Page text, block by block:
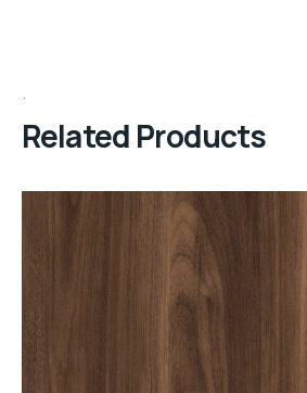
Related Products